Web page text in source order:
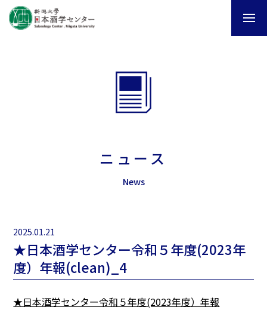
ニュース
News
2025.01.21
★日本酒学センター令和５年度(2023年
度）年報(clean)_4
★日本酒学センター令和５年度(2023年度）年報